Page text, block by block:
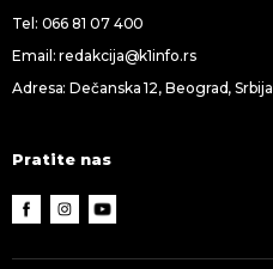
Tel: 066 81 07 400
Email:redakcija@k1info.rs
Adresa: Dečanska 12, Beograd, Srbija
Pratite nas